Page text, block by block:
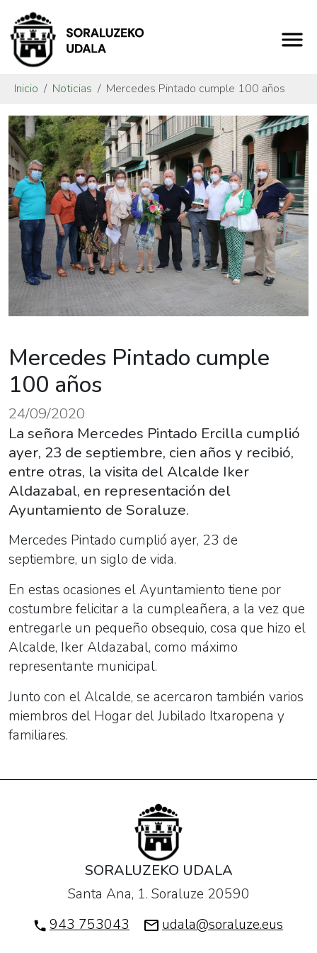
Inicio Noticias Mercedes Pintado cumple 100 años
Mercedes Pintado cumple
100 años
24/09/2020
La señora Mercedes Pintado Ercilla cumplió
ayer, 23 de septiembre, cien años y recibió,
entre otras, la visita del Alcalde Iker
Aldazabal, en representación del
Ayuntamiento de Soraluze.
Mercedes Pintado cumplió ayer, 23 de
septiembre, un siglo de vida.
En estas ocasiones el Ayuntamiento tiene por
costumbre felicitar a la cumpleañera, a la vez que
entregarle un pequeño obsequio, cosa que hizo el
Alcalde, Iker Aldazabal, como máximo
representante municipal.
Junto con el Alcalde, se acercaron también varios
miembros del Hogar del Jubilado Itxaropena y
familiares.
SORALUZEKO UDALA
Santa Ana, 1. Soraluze 20590
943 753043
udala@soraluze.eus